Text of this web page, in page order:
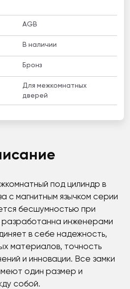
AGB
В наличии
Бронз
Для межкомнатных
дверей
под цилиндр в
с магнитным язычком серии
бесшумностью при
инженерами
в себе надежность,
материалов, точность
и инновации. Все замки
один размер и
собой.